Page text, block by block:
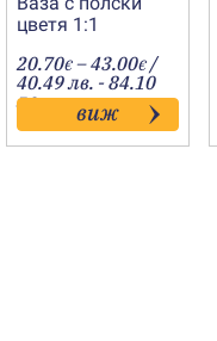
цветя 1:1
20.70€ –43.00€Price
range:
20.70€
through
43.00€
/
40.49 лв. - 84.10
лв. виж